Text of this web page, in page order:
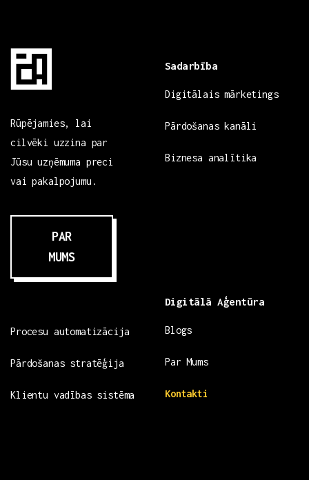
Rūpējamies, lai
cilvēki uzzina par
Jūsu uzņēmuma preci
vai pakalpojumu.
PAR
MUMS
Sadarbība
Digitālais mārketings
Pārdošanas kanāli
Biznesa analītika
Procesu automatizācija
Pārdošanas stratēģija
Klientu vadības sistēma
Digitālā Aģentūra
Blogs
Par Mums
Kontakti